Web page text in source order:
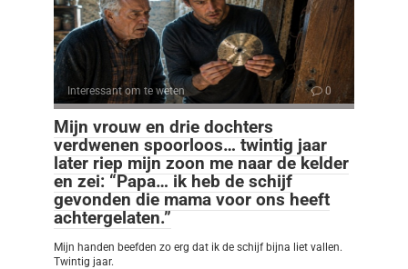
Interessant om te weten 0
Mijn vrouw en drie dochters
verdwenen spoorloos… twintig jaar
later riep mijn zoon me naar de kelder
en zei: “Papa… ik heb de schijf
gevonden die mama voor ons heeft
achtergelaten.”
Mijn handen beefden zo erg dat ik de schijf bijna liet vallen.
Twintig jaar.